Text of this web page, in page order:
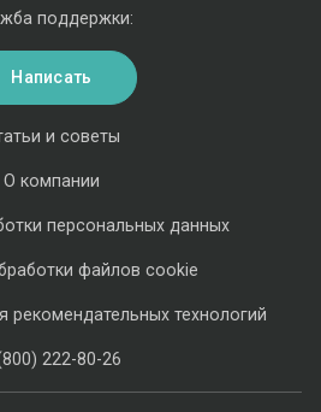
и советы
О компании
персональных данных
файлов cookie
рекомендательных технологий
222-80-26
поддержки:
Написать